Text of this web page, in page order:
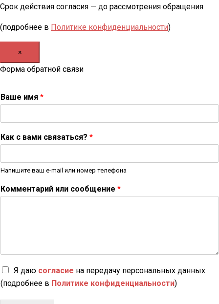
Срок действия согласия — до рассмотрения обращения
(подробнее в Политике конфиденциальности)
×
Форма обратной связи
Ваше имя *
Как с вами связаться? *
Напишите ваш e-mail или номер телефона
Комментарий или сообщение *
Я даю согласие на передачу персональных данных
(подробнее в Политике конфиденциальности)